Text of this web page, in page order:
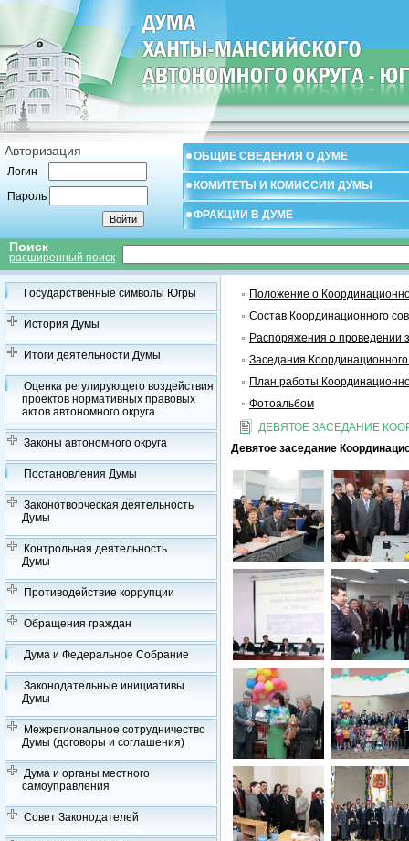
Авторизация
Логин
Пароль
ОБЩИЕ СВЕДЕНИЯ О ДУМЕ
КОМИТЕТЫ И КОМИССИИ ДУМЫ
ФРАКЦИИ В ДУМЕ
Поиск
расширенный поиск
Государственные символы Югры
История Думы
Итоги деятельности Думы
Оценка регулирующего воздействия
проектов нормативных правовых
актов автономного округа
Законы автономного округа
Постановления Думы
Законотворческая деятельность
Думы
Контрольная деятельность
Думы
Противодействие коррупции
Обращения граждан
Дума и Федеральное Собрание
Законодательные инициативы
Думы
Межрегиональное сотрудничество
Думы (договоры и соглашения)
Дума и органы местного
самоуправления
Совет Законодателей
Положение о
Состав Координационного
Распоряжения о проведении
Заседания
План работы
Фотоальбом
ДЕВЯТОЕ ЗАСЕДАНИЕ
Девятое заседание